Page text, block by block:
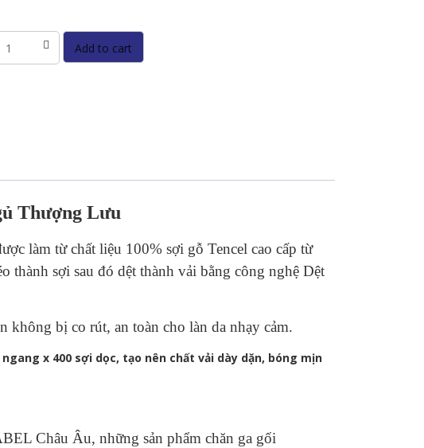
Add to cart
Thượng Lưu
làm từ chất liệu 100% sợi gỗ Tencel cao cấp từ
sợi sau đó dệt thành vải bằng công nghệ Dệt
không bị co rút, an toàn cho làn da nhạy cảm.
x 400 sợi dọc, tạo nên chất vải dày dặn, bóng mịn
Châu Âu, những sản phẩm chăn ga gối